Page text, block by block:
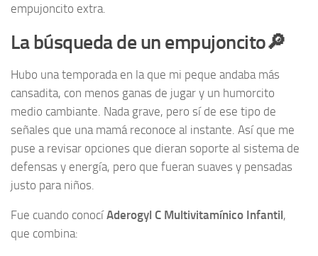
empujoncito extra.
La búsqueda de un empujoncito🔎
Hubo una temporada en la que mi peque andaba más
cansadita, con menos ganas de jugar y un humorcito
medio cambiante. Nada grave, pero sí de ese tipo de
señales que una mamá reconoce al instante. Así que me
puse a revisar opciones que dieran soporte al sistema de
defensas y energía, pero que fueran suaves y pensadas
justo para niños.
Fue cuando conocíAderogyl C Multivitamínico Infantil,
que combina: